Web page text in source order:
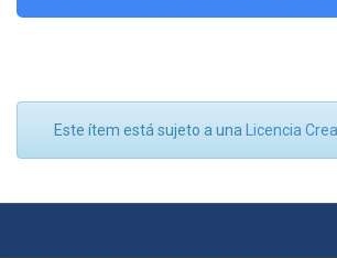
Este ítem está sujeto a una Licencia